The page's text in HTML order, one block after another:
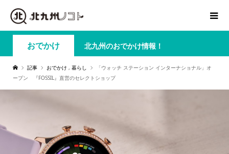
おでかけ 北九州のおでかけ情報！
記事 おでかけ , 暮らし
「ウォッチ ステーション インターナショナル」オ
ープン 『FOSSIL』直営のセレクトショップ